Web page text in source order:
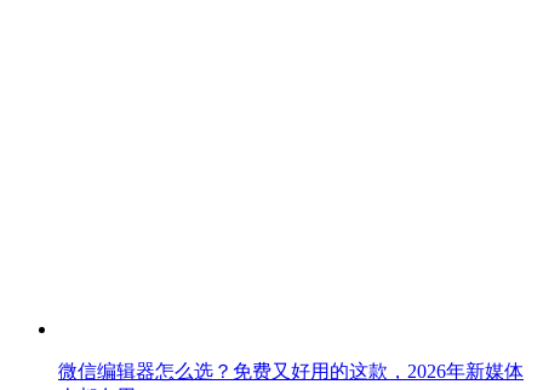
微信编辑器怎么选？免费又好用的这款，2026年新媒体